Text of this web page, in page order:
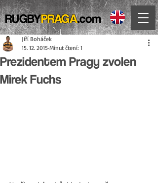
RUGBYPRAGA.com
Prezidentem Pragy zvolen
Mirek Fuchs
Jiří Boháček
15. 12. 2015 Minut čtení: 1